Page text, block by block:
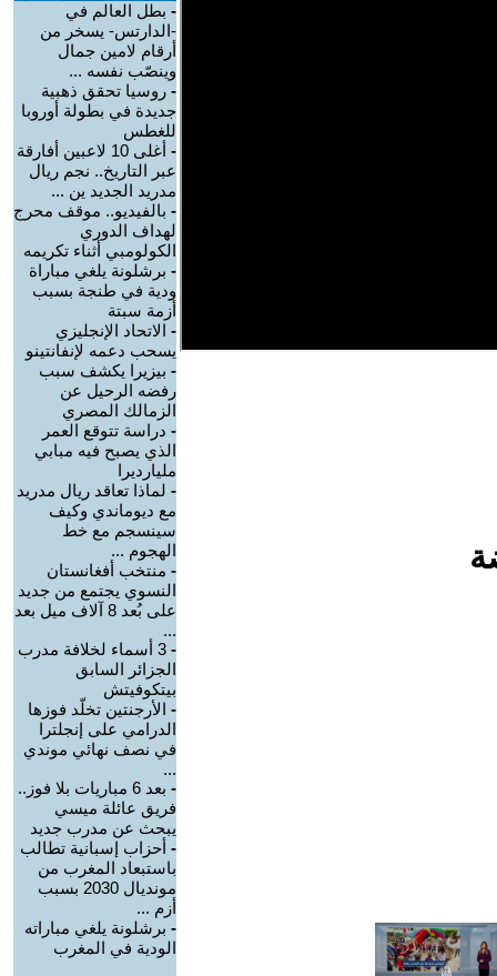
- بطل العالم في
-الدارتس- يسخر من
أرقام لامين جمال
وينصّب نفسه ...
- روسيا تحقق ذهبية
جديدة في بطولة أوروبا
للغطس
-
أغلى 10 لاعبين أفارقة
عبر التاريخ.. نجم ريال
مدريد الجديد ين ...
- بالفيديو.. موقف محرج
لهداف الدوري
الكولومبي أثناء تكريمه
- برشلونة يلغي مباراة
ودية في طنجة بسبب
أزمة سبتة
- الاتحاد الإنجليزي
يسحب دعمه لإنفانتينو
- بيزيرا يكشف سبب
رفضه الرحيل عن
الزمالك المصري
- دراسة تتوقع العمر
الذي يصبح فيه مبابي
مليارديرا
- لماذا تعاقد ريال مدريد
مع ديوماندي وكيف
سينسجم مع خط
الهجوم ...
- منتخب أفغانستان
النسوي يجتمع من جديد
على بُعد 8 آلاف ميل بعد
...
-
3 أسماء لخلافة مدرب
الجزائر السابق
بيتكوفيتش
- الأرجنتين تخلّد فوزها
الدرامي على إنجلترا
في نصف نهائي موندي
...
-
بعد 6 مباريات بلا فوز..
فريق عائلة ميسي
يبحث عن مدرب جديد
- أحزاب إسبانية تطالب
باستبعاد المغرب من
مونديال 2030 بسبب
أزم ...
- برشلونة يلغي مباراته
الودية في المغرب